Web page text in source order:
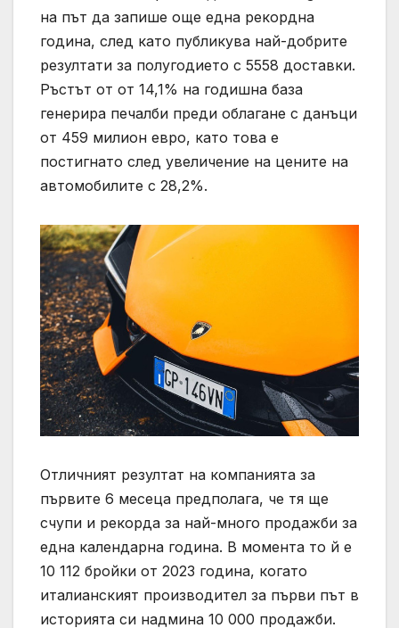
на път да запише още една рекордна
година, след като публикува най-добрите
резултати за полугодието с 5558 доставки.
Ръстът от от 14,1% на годишна база
генерира печалби преди облагане с данъци
от 459 милион евро, като това е
постигнато след увеличение на цените на
автомобилите с 28,2%.
Отличният резултат на компанията за
първите 6 месеца предполага, че тя ще
счупи и рекорда за най-много продажби за
една календарна година. В момента то й е
10 112 бройки от 2023 година, когато
италианският производител за първи път в
историята си надмина 10 000 продажби.